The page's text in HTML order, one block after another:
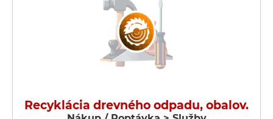
Recyklácia drevného odpadu, obalov.